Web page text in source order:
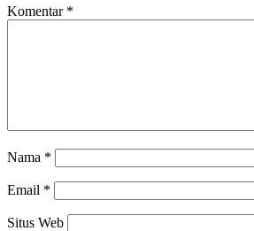
Komentar *
Nama *
Email *
Situs Web